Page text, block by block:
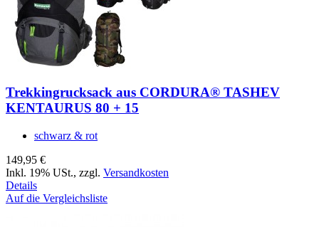
Trekkingrucksack aus CORDURA® TASHEV
KENTAURUS 80 + 15
schwarz & rot
149,95 €
Inkl. 19% USt., zzgl. Versandkosten
Details
Auf die Vergleichsliste